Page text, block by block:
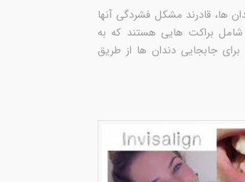
ها، قادرند مشکل فشردگی آنها
براکت هایی هستند که به
جابجایی دندان ها از طریق